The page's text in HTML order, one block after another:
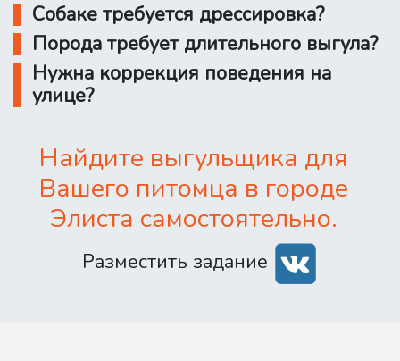
Собаке требуется дрессировка?
Порода требует длительного выгула?
Нужна коррекция поведения на
улице?
Найдите выгульщика для
Вашего питомца в городе
Элиста самостоятельно.
Разместить задание